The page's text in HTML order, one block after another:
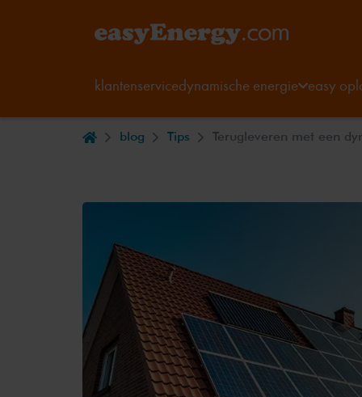
klantenservicedynamische energie easy
blog Tips Terugleveren met een